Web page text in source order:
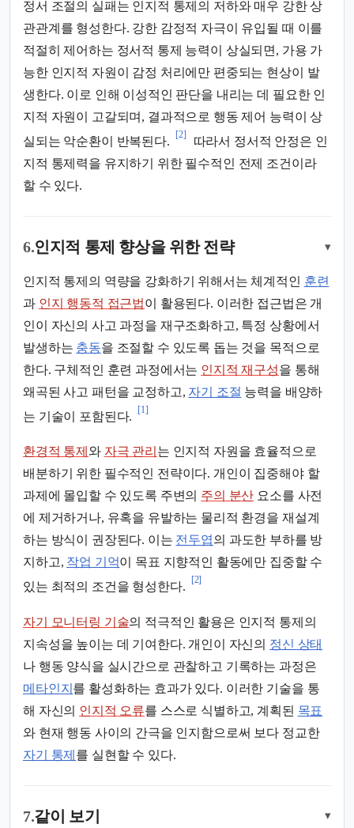
정서 조절의 실패는 인지적 통제의 저하와 매우 강한 상
관관계를 형성한다. 강한 감정적 자극이 유입될 때 이를
적절히 제어하는 정서적 통제 능력이 상실되면, 가용 가
능한 인지적 자원이 감정 처리에만 편중되는 현상이 발
생한다. 이로 인해 이성적인 판단을 내리는 데 필요한 인
지적 자원이 고갈되며, 결과적으로 행동 제어 능력이 상
실되는 악순환이 반복된다.
[2]
따라서 정서적 안정은 인
지적 통제력을 유지하기 위한 필수적인 전제 조건이라
할 수 있다.
6.인지적 통제 향상을 위한 전략 ▾
인지적 통제의 역량을 강화하기 위해서는 체계적인 훈련
과 인지 행동적 접근법이 활용된다. 이러한 접근법은 개
인이 자신의 사고 과정을 재구조화하고, 특정 상황에서
발생하는 충동을 조절할 수 있도록 돕는 것을 목적으로
한다. 구체적인 훈련 과정에서는 인지적 재구성을 통해
왜곡된 사고 패턴을 교정하고, 자기 조절 능력을 배양하
는 기술이 포함된다.
[1]
환경적 통제 와 자극 관리 는 인지적 자원을 효율적으로
배분하기 위한 필수적인 전략이다. 개인이 집중해야 할
과제에 몰입할 수 있도록 주변의 주의 분산 요소를 사전
에 제거하거나, 유혹을 유발하는 물리적 환경을 재설계
하는 방식이 권장된다. 이는 전두엽의 과도한 부하를 방
지하고, 작업 기억이 목표 지향적인 활동에만 집중할 수
있는 최적의 조건을 형성한다.
[2]
자기 모니터링 기술의 적극적인 활용은 인지적 통제의
지속성을 높이는 데 기여한다. 개인이 자신의 정신 상태
나 행동 양식을 실시간으로 관찰하고 기록하는 과정은
메타인지 를 활성화하는 효과가 있다. 이러한 기술을 통
해 자신의 인지적 오류를 스스로 식별하고, 계획된 목표
와 현재 행동 사이의 간극을 인지함으로써 보다 정교한
자기 통제 를 실현할 수 있다.
7.같이 보기 ▾